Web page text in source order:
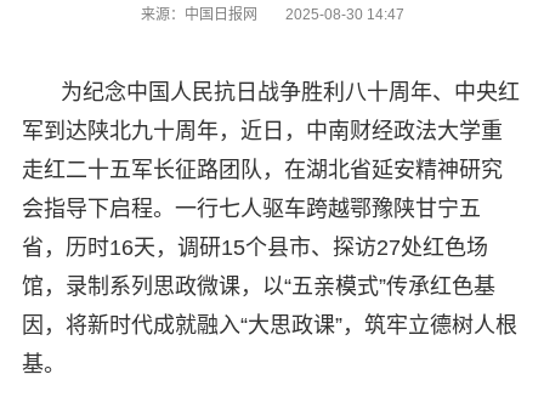
来源：中国日报网 2025-08-30 14:47
为纪念中国人民抗日战争胜利八十周年、中央红
军到达陕北九十周年，近日，中南财经政法大学重
走红二十五军长征路团队，在湖北省延安精神研究
会指导下启程。一行七人驱车跨越鄂豫陕甘宁五
省，历时16天，调研15个县市、探访27处红色场
馆，录制系列思政微课，以“五亲模式”传承红色基
因，将新时代成就融入“大思政课”，筑牢立德树人根
基。